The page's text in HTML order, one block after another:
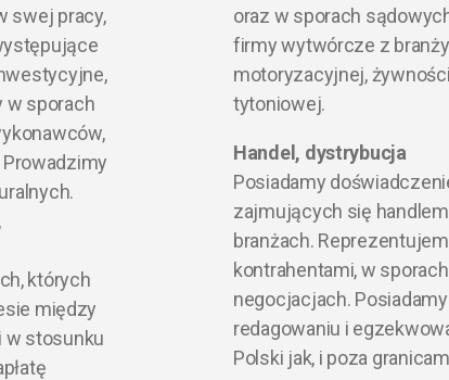
swej pracy,
w sporach
których
między
w stosunku
oraz w sporach
firmy wytwórcze z
motoryzacyjnej,
tytoniowej.
Handel, dystrybucja
Posiadamy
zajmujących się
branżach.
kontrahentami, w
negocjacjach.
redagowaniu i
Polski jak, i poza